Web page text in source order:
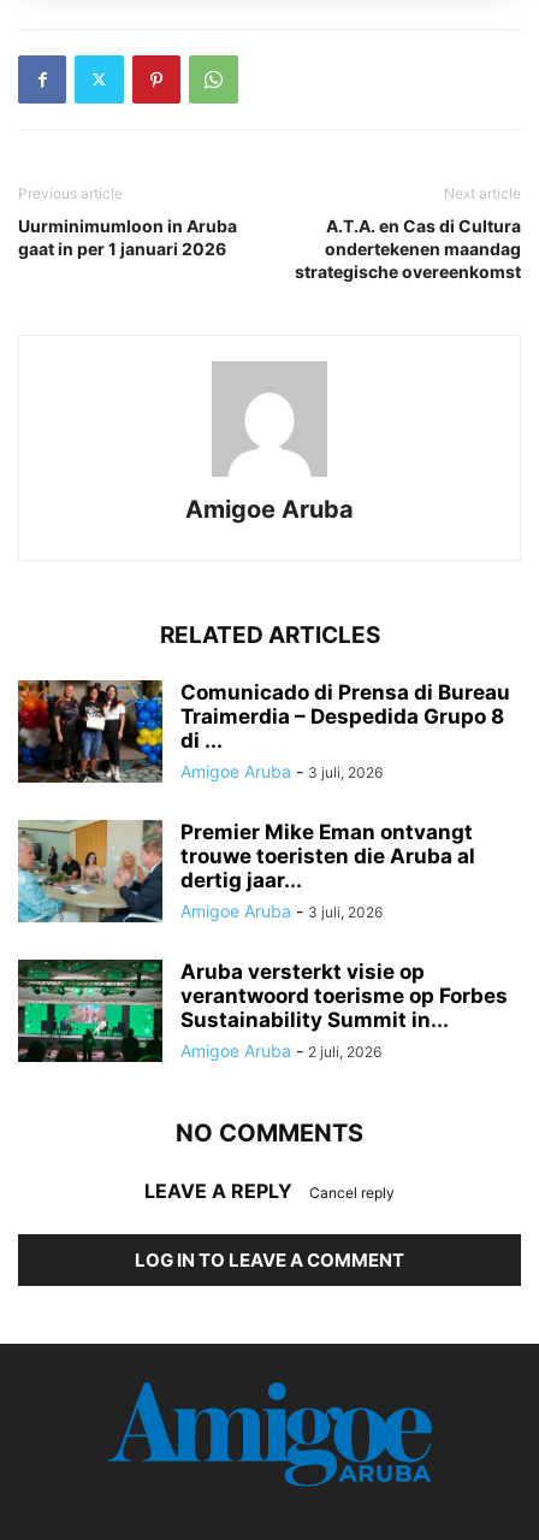
Previous article
Uurminimumloon in Aruba
gaat in per 1 januari 2026
Next article
A.T.A. en Cas di Cultura
ondertekenen maandag
strategische overeenkomst
Amigoe Aruba
RELATED ARTICLES
Comunicado di Prensa di Bureau
Traimerdia – Despedida Grupo 8
di ...
Amigoe Aruba - 3 juli, 2026
Premier Mike Eman ontvangt
trouwe toeristen die Aruba al
dertig jaar...
Amigoe Aruba - 3 juli, 2026
Aruba versterkt visie op
verantwoord toerisme op Forbes
Sustainability Summit in...
Amigoe Aruba - 2 juli, 2026
NO COMMENTS
LEAVE A REPLY Cancel reply
LOG IN TO LEAVE A COMMENT